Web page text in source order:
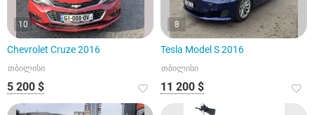
10
Chevrolet Cruze 2016
თბილისი
5 200 $
8
Tesla Model S 2016
თბილისი
11 200 $